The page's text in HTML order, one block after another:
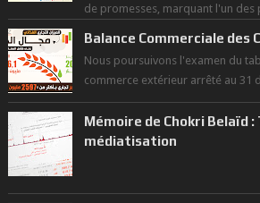
de promesses, marquant l'un des
Balance Commerciale des
Nous poursuivons l'examen du
commerce extérieur arrêté au 31
rendant compte de nos
Mémoire de Chokri Belaïd :
médiatisation